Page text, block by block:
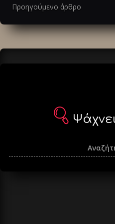
στα
άρθρα
Προηγούμενο άρθρο